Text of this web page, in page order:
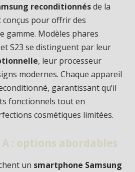
reconditionnésde la
conçus pour offrir des
gamme. Modèles phares
et S23 se distinguent par leur
, leur processeur
modernes. Chaque appareil
garantissant qu’il
fonctionnels tout en
cosmétiques limitées.
: options abordables
un smartphone Samsung